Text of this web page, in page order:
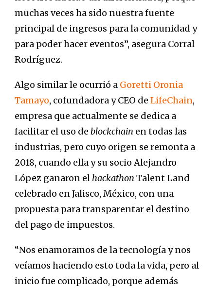
muchas veces ha sido nuestra fuente
principal de ingresos para la comunidad y
para poder hacer eventos”, asegura Corral
Rodríguez.
Algo similar le ocurrió a Goretti Oronia
Tamayo, cofundadora y CEO de LifeChain,
empresa que actualmente se dedica a
facilitar el uso de blockchain en todas las
industrias, pero cuyo origen se remonta a
2018, cuando ella y su socio Alejandro
López ganaron el hackathon Talent Land
celebrado en Jalisco, México, con una
propuesta para transparentar el destino
del pago de impuestos.
“Nos enamoramos de la tecnología y nos
veíamos haciendo esto toda la vida, pero al
inicio fue complicado, porque además